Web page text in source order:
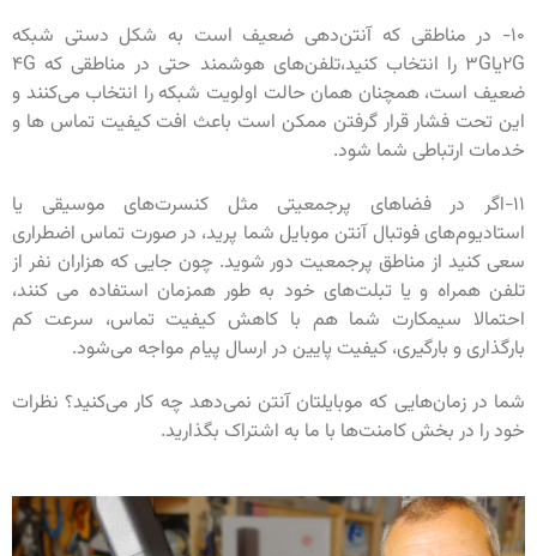
۱۰- در مناطقی که آنتن‌دهی ضعیف است به شکل دستی شبکه
۲Gیا۳G را انتخاب کنید،تلفن‌های هوشمند حتی در مناطقی که ۴G
ضعیف است، همچنان همان حالت اولویت شبکه را انتخاب می‌کنند و
این تحت فشار قرار گرفتن ممکن است باعث افت کیفیت تماس ها و
خدمات ارتباطی شما شود.
۱۱-اگر در فضاهای پرجمعیتی مثل کنسرت‌های موسیقی یا
استادیوم‌های فوتبال آنتن موبایل شما پرید، در صورت تماس اضطراری
سعی کنید از مناطق پرجمعیت دور شوید. چون جایی که هزاران نفر از
تلفن همراه و یا تبلت‌های خود به طور همزمان استفاده می کنند،
احتمالا سیمکارت شما هم با کاهش کیفیت تماس، سرعت کم
بارگذاری و بارگیری، کیفیت پایین در ارسال پیام مواجه می‌شود.
شما در زمان‌هایی که موبایلتان آنتن نمی‌دهد چه کار می‌کنید؟ نظرات
خود را در بخش کامنت‌ها با ما به اشتراک بگذارید.